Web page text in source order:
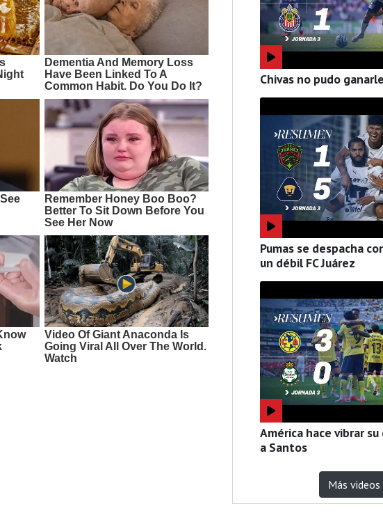
Chivas no pudo
Pumas se despacha
un débil FC Juárez
América hace vibrar su
a Santos
Más videos